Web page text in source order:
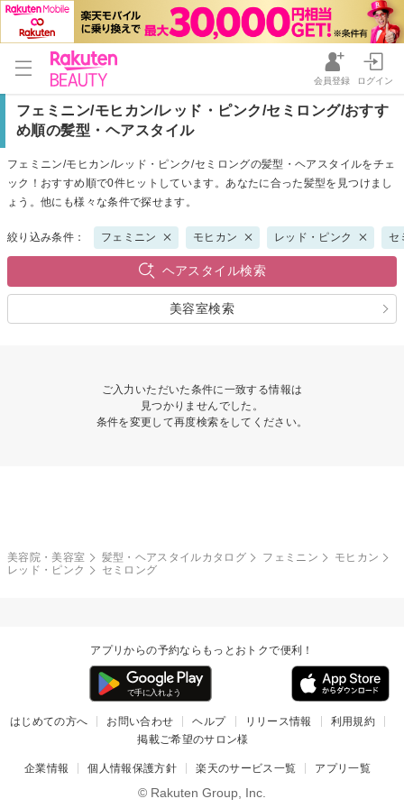
会員登録 ログイン
フェミニン/モヒカン/レッド・ピンク/セミロング/おすす
め順の髪型・ヘアスタイル
フェミニン/モヒカン/レッド・ピンク/セミロングの髪型・ヘアスタイルをチェ
ック！おすすめ順で0件ヒットしています。あなたに合った髪型を見つけまし
ょう。他にも様々な条件で探せます。
絞り込み条件： フェミニン モヒカン レッド・ピンク セ
ヘアスタイル検索
美容室検索
ご入力いただいた条件に一致する情報は
見つかりませんでした。
条件を変更して再度検索をしてください。
美容院・美容室 髪型・ヘアスタイルカタログ フェミニン
モヒカン
レッド・ピンク
セミロング
アプリからの予約ならもっとおトクで便利！
はじめての方へ お問い合わせ ヘルプ リリース情報
利用規約
掲載ご希望のサロン様
企業情報 個人情報保護方針 楽天のサービス一覧 アプリ一覧
© Rakuten Group, Inc.